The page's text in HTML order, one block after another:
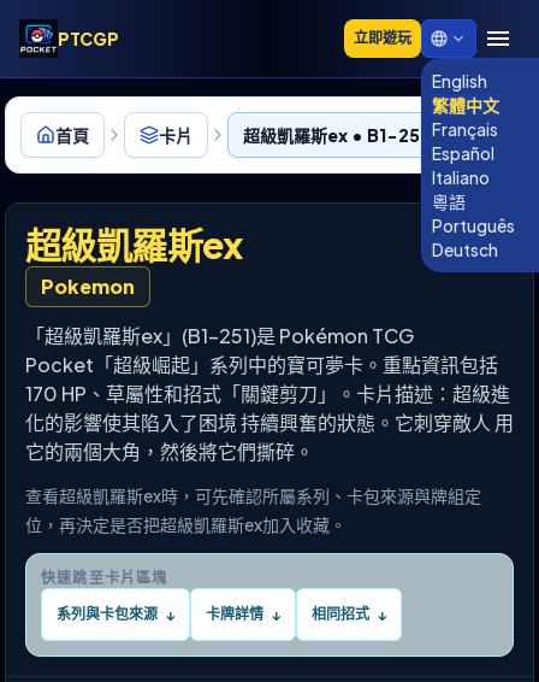
PTCGP 立即遊玩
English
繁體中文
Français
Español
Italiano
粵語
Português
Deutsch
首頁 卡片 超級凱羅斯ex • B1-251
超級凱羅斯ex
Pokemon
「超級凱羅斯ex」(B1-251)是 Pokémon TCG
Pocket「超級崛起」系列中的寶可夢卡。重點資訊包括
170 HP、草屬性和招式「關鍵剪刀」。卡片描述：超級進
化的影響使其陷入了困境 持續興奮的狀態。它刺穿敵人 用
它的兩個大角，然後將它們撕碎。
查看超級凱羅斯ex時，可先確認所屬系列、卡包來源與牌組定
位，再決定是否把超級凱羅斯ex加入收藏。
快速跳至卡片區塊
系列與卡包來源 ↓ 卡牌詳情 ↓ 相同招式 ↓